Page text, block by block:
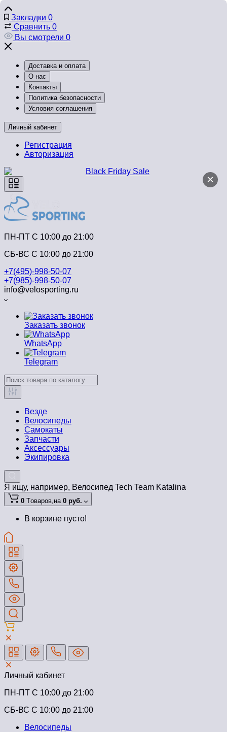
Закладки 0
Сравнить 0
Вы смотрели 0
Доставка и оплата
О нас
Контакты
Политика безопасности
Условия соглашения
Личный кабинет
Регистрация
Авторизация
×
ПН-ПТ C 10:00 до 21:00
СБ-ВС С 10:00 до 21:00
+7(495)-998-50-07
+7(985)-998-50-07
info@velosporting.ru
Заказать звонок
WhatsApp
Telegram
Везде
Велосипеды
Самокаты
Запчасти
Аксессуары
Экипировка
Я ищу, например, Велосипед Tech Team Katalina
0 Tоваров,на 0 руб.
В корзине пусто!
Личный кабинет
ПН-ПТ C 10:00 до 21:00
СБ-ВС С 10:00 до 21:00
Велосипеды